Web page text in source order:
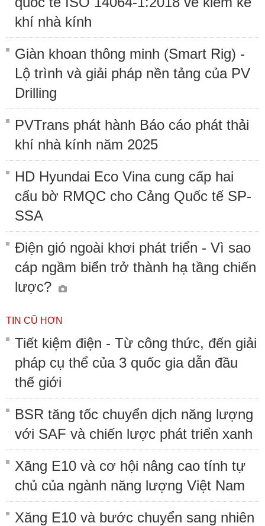
khí nhà kính
Giàn khoan thông minh (Smart Rig) -
Lộ trình và giải pháp nền tảng của PV
Drilling
PVTrans phát hành Báo cáo phát thải
khí nhà kính năm 2025
HD Hyundai Eco Vina cung cấp hai
cẩu bờ RMQC cho Cảng Quốc tế SP-
SSA
Điện gió ngoài khơi phát triển - Vì sao
cáp ngầm biển trở thành hạ tầng chiến
lược?
TIN CŨ HƠN
Tiết kiệm điện - Từ công thức, đến giải
pháp cụ thể của 3 quốc gia dẫn đầu
thế giới
BSR tăng tốc chuyển dịch năng lượng
với SAF và chiến lược phát triển xanh
Xăng E10 và cơ hội nâng cao tính tự
chủ của ngành năng lượng Việt Nam
Xăng E10 và bước chuyển sang nhiên